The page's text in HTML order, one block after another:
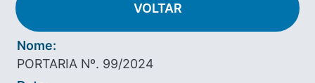
VOLTAR
Nome:
PORTARIA Nº. 99/2024